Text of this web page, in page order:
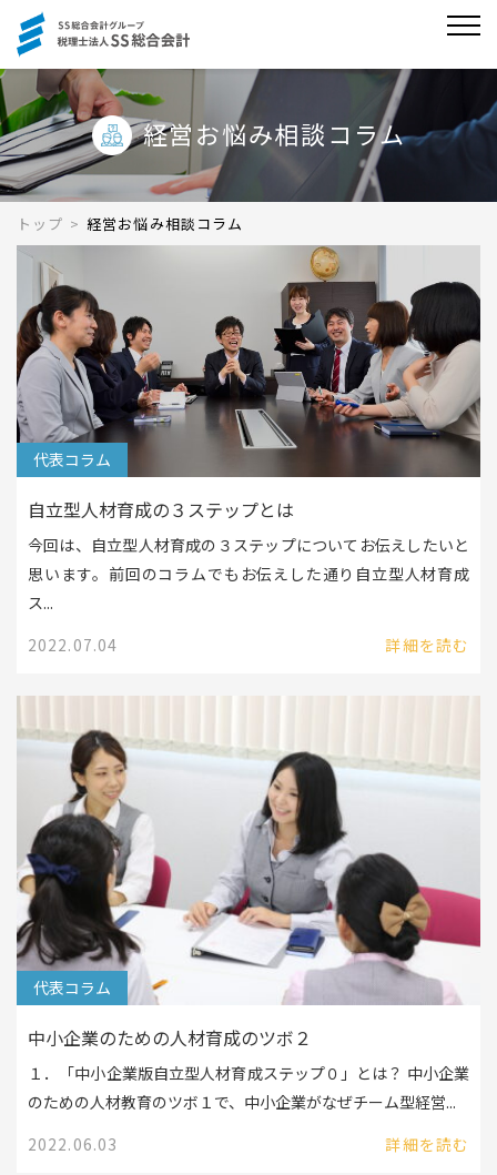
経営お悩み相談コラム
トップ > 経営お悩み相談コラム
代表コラム
自立型人材育成の３ステップとは
今回は、自立型人材育成の３ステップについてお伝えしたいと
思います。前回のコラムでもお伝えした通り自立型人材育成
ス...
2022.07.04
詳細を読む
代表コラム
中小企業のための人材育成のツボ２
１．「中小企業版自立型人材育成ステップ０」とは？ 中小企業
のための人材教育のツボ１で、中小企業がなぜチーム型経営...
2022.06.03
詳細を読む